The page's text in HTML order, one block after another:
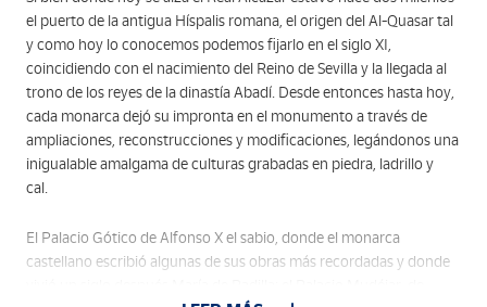
el puerto de la antigua Híspalis romana, el origen del Al-Quasar tal
y como hoy lo conocemos podemos fijarlo en el siglo XI,
coincidiendo con el nacimiento del Reino de Sevilla y la llegada al
trono de los reyes de la dinastía Abadí. Desde entonces hasta hoy,
cada monarca dejó su impronta en el monumento a través de
ampliaciones, reconstrucciones y modificaciones, legándonos una
inigualable amalgama de culturas grabadas en piedra, ladrillo y
cal.
El Palacio Gótico de Alfonso X el sabio, donde el monarca
castellano escribió algunas de sus obras más recordadas y donde